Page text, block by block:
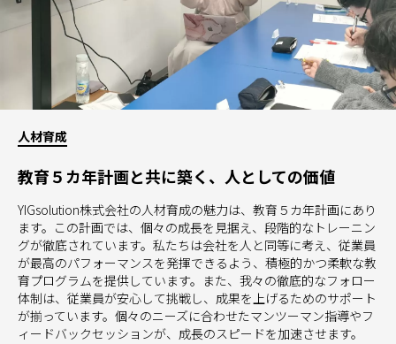
人材育成
教育５カ年計画と共に築く、人としての価値
YIGsolution株式会社の人材育成の魅力は、教育５カ年計画にあり
ます。この計画では、個々の成長を見据え、段階的なトレーニン
グが徹底されています。私たちは会社を人と同等に考え、従業員
が最高のパフォーマンスを発揮できるよう、積極的かつ柔軟な教
育プログラムを提供しています。また、我々の徹底的なフォロー
体制は、従業員が安心して挑戦し、成果を上げるためのサポート
が揃っています。個々のニーズに合わせたマンツーマン指導やフ
ィードバックセッションが、成長のスピードを加速させます。